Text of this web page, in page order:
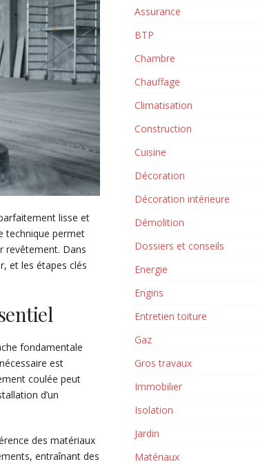
lisse et
technique permet
revêtement. Dans
et les étapes clés
fondamentale
est
coulée peut
d’un
des matériaux
entraînant des
Assurance
BTP
Chambre
Chauffage
Climatisation
Construction
Cuisine
Décoration
Décoration intérieure
Démolition
Dossiers et conseils
Energie
Engins
Entretien toiture
Gaz
Gros travaux
Immobilier
Isolation
Jardin
Matériaux